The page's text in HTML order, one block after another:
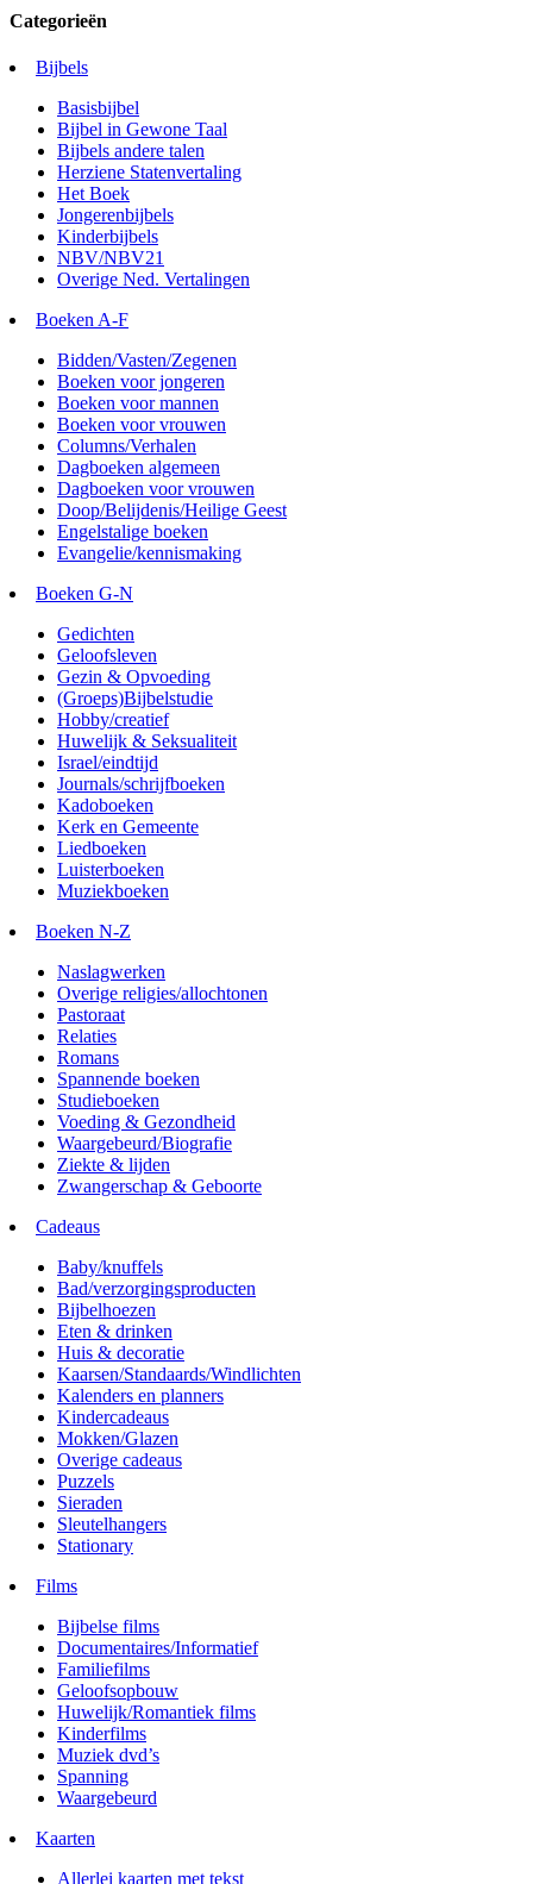
Categorieën
Bijbels
Basisbijbel
Bijbel in Gewone Taal
Bijbels andere talen
Herziene Statenvertaling
Het Boek
Jongerenbijbels
Kinderbijbels
NBV/NBV21
Overige Ned. Vertalingen
Boeken A-F
Bidden/Vasten/Zegenen
Boeken voor jongeren
Boeken voor mannen
Boeken voor vrouwen
Columns/Verhalen
Dagboeken algemeen
Dagboeken voor vrouwen
Doop/Belijdenis/Heilige Geest
Engelstalige boeken
Evangelie/kennismaking
Boeken G-N
Gedichten
Geloofsleven
Gezin & Opvoeding
(Groeps)Bijbelstudie
Hobby/creatief
Huwelijk & Seksualiteit
Israel/eindtijd
Journals/schrijfboeken
Kadoboeken
Kerk en Gemeente
Liedboeken
Luisterboeken
Muziekboeken
Boeken N-Z
Naslagwerken
Overige religies/allochtonen
Pastoraat
Relaties
Romans
Spannende boeken
Studieboeken
Voeding & Gezondheid
Waargebeurd/Biografie
Ziekte & lijden
Zwangerschap & Geboorte
Cadeaus
Baby/knuffels
Bad/verzorgingsproducten
Bijbelhoezen
Eten & drinken
Huis & decoratie
Kaarsen/Standaards/Windlichten
Kalenders en planners
Kindercadeaus
Mokken/Glazen
Overige cadeaus
Puzzels
Sieraden
Sleutelhangers
Stationary
Films
Bijbelse films
Documentaires/Informatief
Familiefilms
Geloofsopbouw
Huwelijk/Romantiek films
Kinderfilms
Muziek dvd’s
Spanning
Waargebeurd
Kaarten
Allerlei kaarten met tekst